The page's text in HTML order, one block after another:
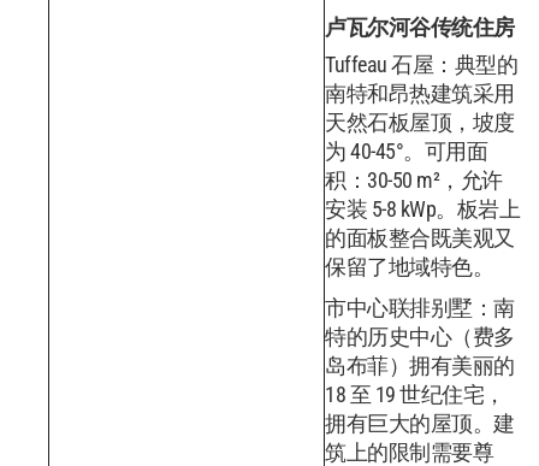
卢瓦尔河谷传统住房
Tuffeau 石屋：典型的
南特和昂热建筑采用
天然石板屋顶，坡度
为 40-45°。可用面
积：30-50 m²，允许
安装 5-8 kWp。板岩上
的面板整合既美观又
保留了地域特色。
市中心联排别墅：南
特的历史中心（费多
岛布菲）拥有美丽的
18 至 19 世纪住宅，
拥有巨大的屋顶。建
筑上的限制需要尊